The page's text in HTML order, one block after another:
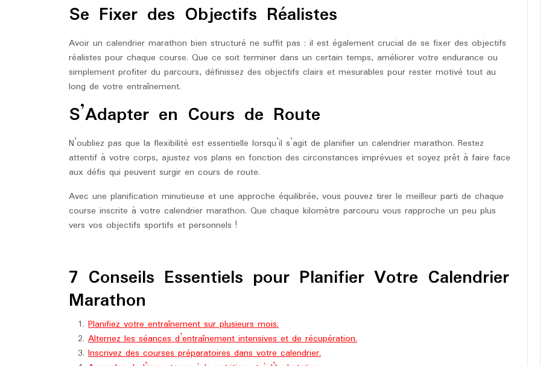
Se Fixer des Objectifs Réalistes
Avoir un calendrier marathon bien structuré ne suffit pas ; il est également crucial de se fixer des objectifs
réalistes pour chaque course. Que ce soit terminer dans un certain temps, améliorer votre endurance ou
simplement profiter du parcours, définissez des objectifs clairs et mesurables pour rester motivé tout au
long de votre entraînement.
S’Adapter en Cours de Route
N’oubliez pas que la flexibilité est essentielle lorsqu’il s’agit de planifier un calendrier marathon. Restez
attentif à votre corps, ajustez vos plans en fonction des circonstances imprévues et soyez prêt à faire face
aux défis qui peuvent surgir en cours de route.
Avec une planification minutieuse et une approche équilibrée, vous pouvez tirer le meilleur parti de chaque
course inscrite à votre calendrier marathon. Que chaque kilomètre parcouru vous rapproche un peu plus
vers vos objectifs sportifs et personnels !
7 Conseils Essentiels pour Planifier Votre Calendrier
Marathon
Planifiez votre entraînement sur plusieurs mois.
Alternez les séances d’entraînement intensives et de récupération.
Inscrivez des courses préparatoires dans votre calendrier.